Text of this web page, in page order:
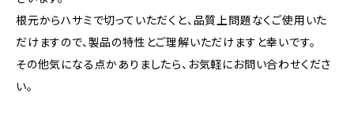
根元からハサミで切っていただくと、品質上問題なくご使用いた
だけますので、製品の特性とご理解いただけますと幸いです。
その他気になる点かありましたら、お気軽にお問い合わせくださ
い。